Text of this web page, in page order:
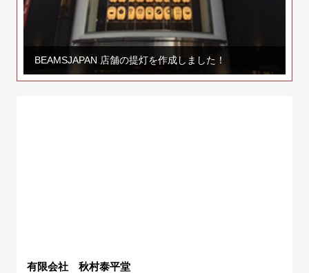
BEAMSJAPAN 店舗の提灯を作成しました！
有限会社 秋村泰平堂